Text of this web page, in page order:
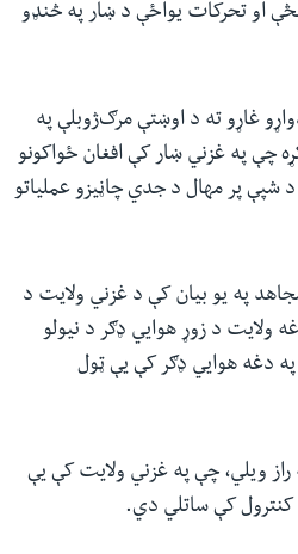
او تحرکات یواځې د ښار په څنډو
غاړو ته د اوښتې مرګ‌ژوبلې په
چې په غزني ښار کې افغان ځواکونو
شپې پر مهال د جدي چاڼیزو عملیاتو
په یو بیان کې د غزني ولایت د
ولایت د زوړ هوايي ډګر د نیولو
دغه هوايي ډګر کې یې ټول
راز ویلي، چې په غزني ولایت کې یې
کې ساتلي دي.